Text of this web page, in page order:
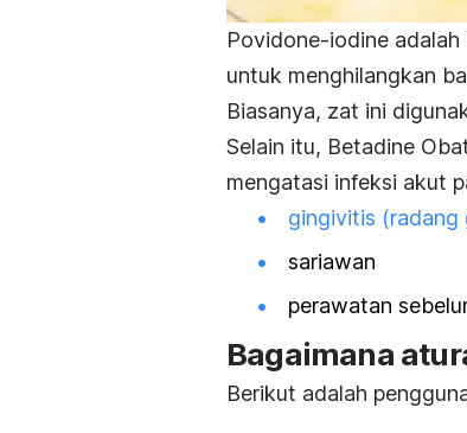
Povidone-iodine
untuk menghilangkan
Biasanya, zat ini
Selain itu, Betadine
mengatasi infeksi akut
gingivitis (radang
sariawan
perawatan
Bagaimana
Berikut adalah